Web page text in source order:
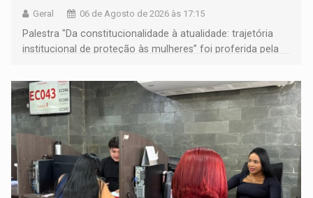
Geral 06 de Agosto de 2026 às 17:15
Palestra "Da constitucionalidade à atualidade: trajetória
institucional de proteção às mulheres” foi proferida pela
Goiás